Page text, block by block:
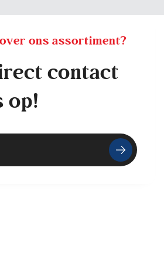
ons assortiment?
contact
op!